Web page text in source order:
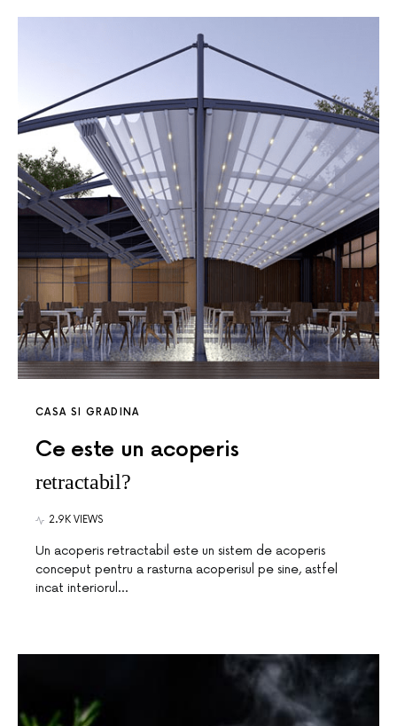
CASA SI GRADINA
Ce este un acoperis
retractabil?
2.9K VIEWS
Un acoperis retractabil este un sistem de acoperis
conceput pentru a rasturna acoperisul pe sine, astfel
incat interiorul…